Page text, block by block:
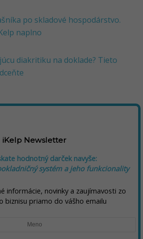
po skladové hospodárstvo.
naplno
diakritiku na doklade? Tieto
iKelp Newsletter
hodnotný darček navyše:
systém a jeho funkcionality
informácie, novinky a zaujímavosti zo
biznisu priamo do vášho emailu